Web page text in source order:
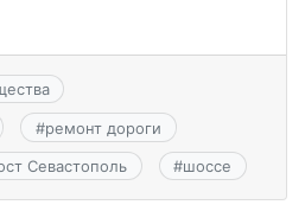
#ремонт дороги
Севастополь #шоссе